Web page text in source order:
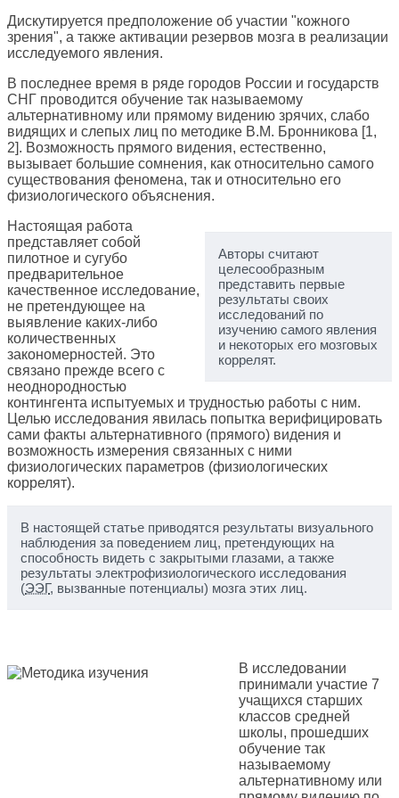
Дискутируется предположение об участии "кожного
зрения", а также активации резервов мозга в реализации
исследуемого явления.
В последнее время в ряде городов России и государств
СНГ проводится обучение так называемому
альтернативному или прямому видению зрячих, слабо
видящих и слепых лиц по методике В.М. Бронникова [1,
2]. Возможность прямого видения, естественно,
вызывает большие сомнения, как относительно самого
существования феномена, так и относительно его
физиологического объяснения.
Авторы считают
целесообразным
представить первые
результаты своих
исследований по
изучению самого явления
и некоторых его мозговых
коррелят.
Настоящая работа
представляет собой
пилотное и сугубо
предварительное
качественное исследование,
не претендующее на
выявление каких-либо
количественных
закономерностей. Это
связано прежде всего с
неоднородностью
контингента испытуемых и трудностью работы с ним.
Целью исследования явилась попытка верифицировать
сами факты альтернативного (прямого) видения и
возможность измерения связанных с ними
физиологических параметров (физиологических
коррелят).
В настоящей статье приводятся результаты визуального
наблюдения за поведением лиц, претендующих на
способность видеть с закрытыми глазами, а также
результаты электрофизиологического исследования
(ЭЭГ, вызванные потенциалы) мозга этих лиц.
В исследовании
принимали участие 7
учащихся старших
классов средней
школы, прошедших
обучение так
называемому
альтернативному или